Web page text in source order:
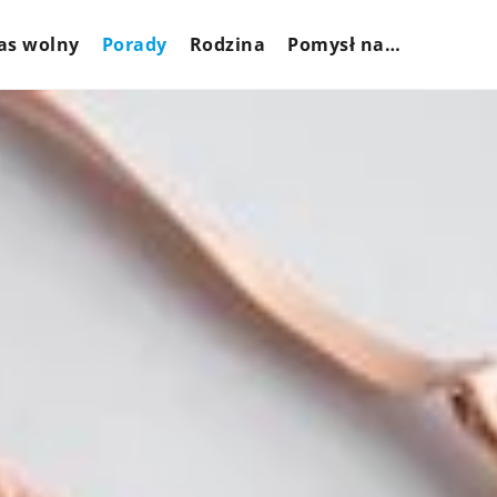
wolny Porady Rodzina Pomysł na…